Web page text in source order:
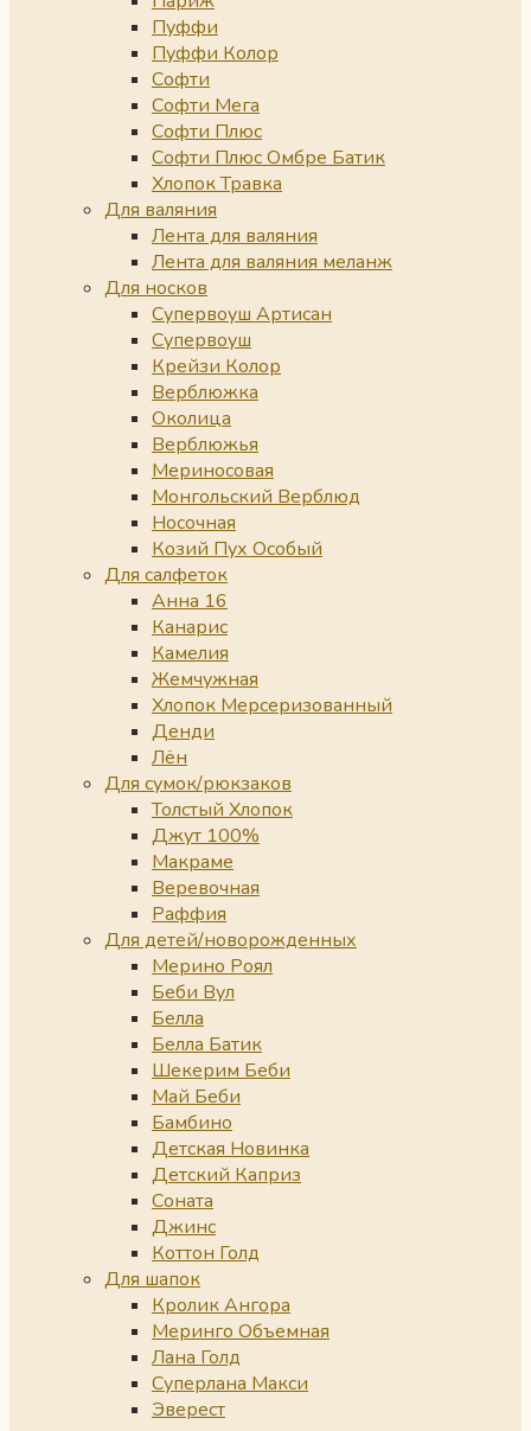
Пуффи
Пуффи Колор
Софти
Софти Мега
Софти Плюс
Софти Плюс Омбре Батик
Хлопок Травка
Для валяния
Лента для валяния
Лента для валяния меланж
Для носков
Супервоуш Артисан
Супервоуш
Крейзи Колор
Верблюжка
Околица
Верблюжья
Мериносовая
Монгольский Верблюд
Носочная
Козий Пух Особый
Для салфеток
Анна 16
Канарис
Камелия
Жемчужная
Хлопок Мерсеризованный
Денди
Лён
Для сумок/рюкзаков
Толстый Хлопок
Джут 100%
Макраме
Веревочная
Раффия
Для детей/новорожденных
Мерино Роял
Беби Вул
Белла
Белла Батик
Шекерим Беби
Май Беби
Бамбино
Детская Новинка
Детский Каприз
Соната
Джинс
Коттон Голд
Для шапок
Кролик Ангора
Меринго Объемная
Лана Голд
Суперлана Макси
Эверест